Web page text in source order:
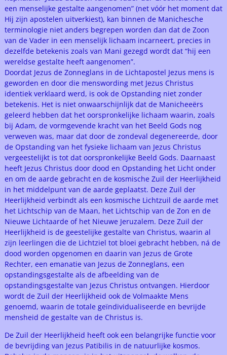
een menselijke gestalte aangenomen” (net vóór het moment dat
Hij zijn apostelen uitverkiest), kan binnen de Manichesche
terminologie niet anders begrepen worden dan dat de Zoon
van de Vader in een menselijk lichaam incarneert, precies in
dezelfde betekenis zoals van Mani gezegd wordt dat “hij een
wereldse gestalte heeft aangenomen”.
Doordat Jezus de Zonneglans in de Lichtapostel Jezus mens is
geworden en door die menswording met Jezus Christus
identiek verklaard werd, is ook de Opstanding niet zonder
betekenis. Het is niet onwaarschijnlijk dat de Manicheeërs
geleerd hebben dat het oorspronkelijke lichaam waarin, zoals
bij Adam, de vormgevende kracht van het Beeld Gods nog
verweven was, maar dat door de zondeval degenereerde, door
de Opstanding van het fysieke lichaam van Jezus Christus
vergeestelijkt is tot dat oorspronkelijke Beeld Gods. Daarnaast
heeft Jezus Christus door dood en Opstanding het Licht onder
en om de aarde gebracht en de kosmische Zuil der Heerlijkheid
in het middelpunt van de aarde geplaatst. Deze Zuil der
Heerlijkheid verbindt als een kosmische Lichtzuil de aarde met
het Lichtschip van de Maan, het Lichtschip van de Zon en de
Nieuwe Lichtaarde of het Nieuwe Jeruzalem. Deze Zuil der
Heerlijkheid is de geestelijke gestalte van Christus, waarin al
zijn leerlingen die de Lichtziel tot bloei gebracht hebben, ná de
dood worden opgenomen en daarin van Jezus de Grote
Rechter, een emanatie van Jezus de Zonneglans, een
opstandingsgestalte als de afbeelding van de
opstandingsgestalte van Jezus Christus ontvangen. Hierdoor
wordt de Zuil der Heerlijkheid ook de Volmaakte Mens
genoemd, waarin de totale geïndividualiseerde en bevrijde
mensheid de gestalte van de Christus is.
De Zuil der Heerlijkheid heeft ook een belangrijke functie voor
de bevrijding van Jezus Patibilis in de natuurlijke kosmos.